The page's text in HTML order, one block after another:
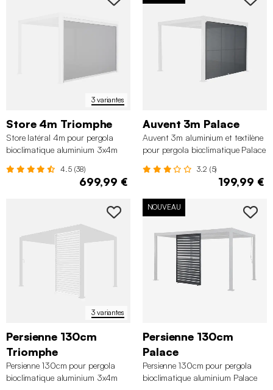
3 variantes
Store 4m Triomphe
Store latéral 4m pour pergola
bioclimatique aluminium 3x4m
4.5 (38)
699,99 €
Auvent 3m Palace
Auvent 3m aluminium et textilène
pour pergola bioclimatique Palace
3.2 (5)
199,99 €
3 variantes
Persienne 130cm
Triomphe
Persienne 130cm pour pergola
bioclimatique aluminium 3x4m
NOUVEAU
Persienne 130cm
Palace
Persienne 130cm pour pergola
bioclimatique aluminium Palace